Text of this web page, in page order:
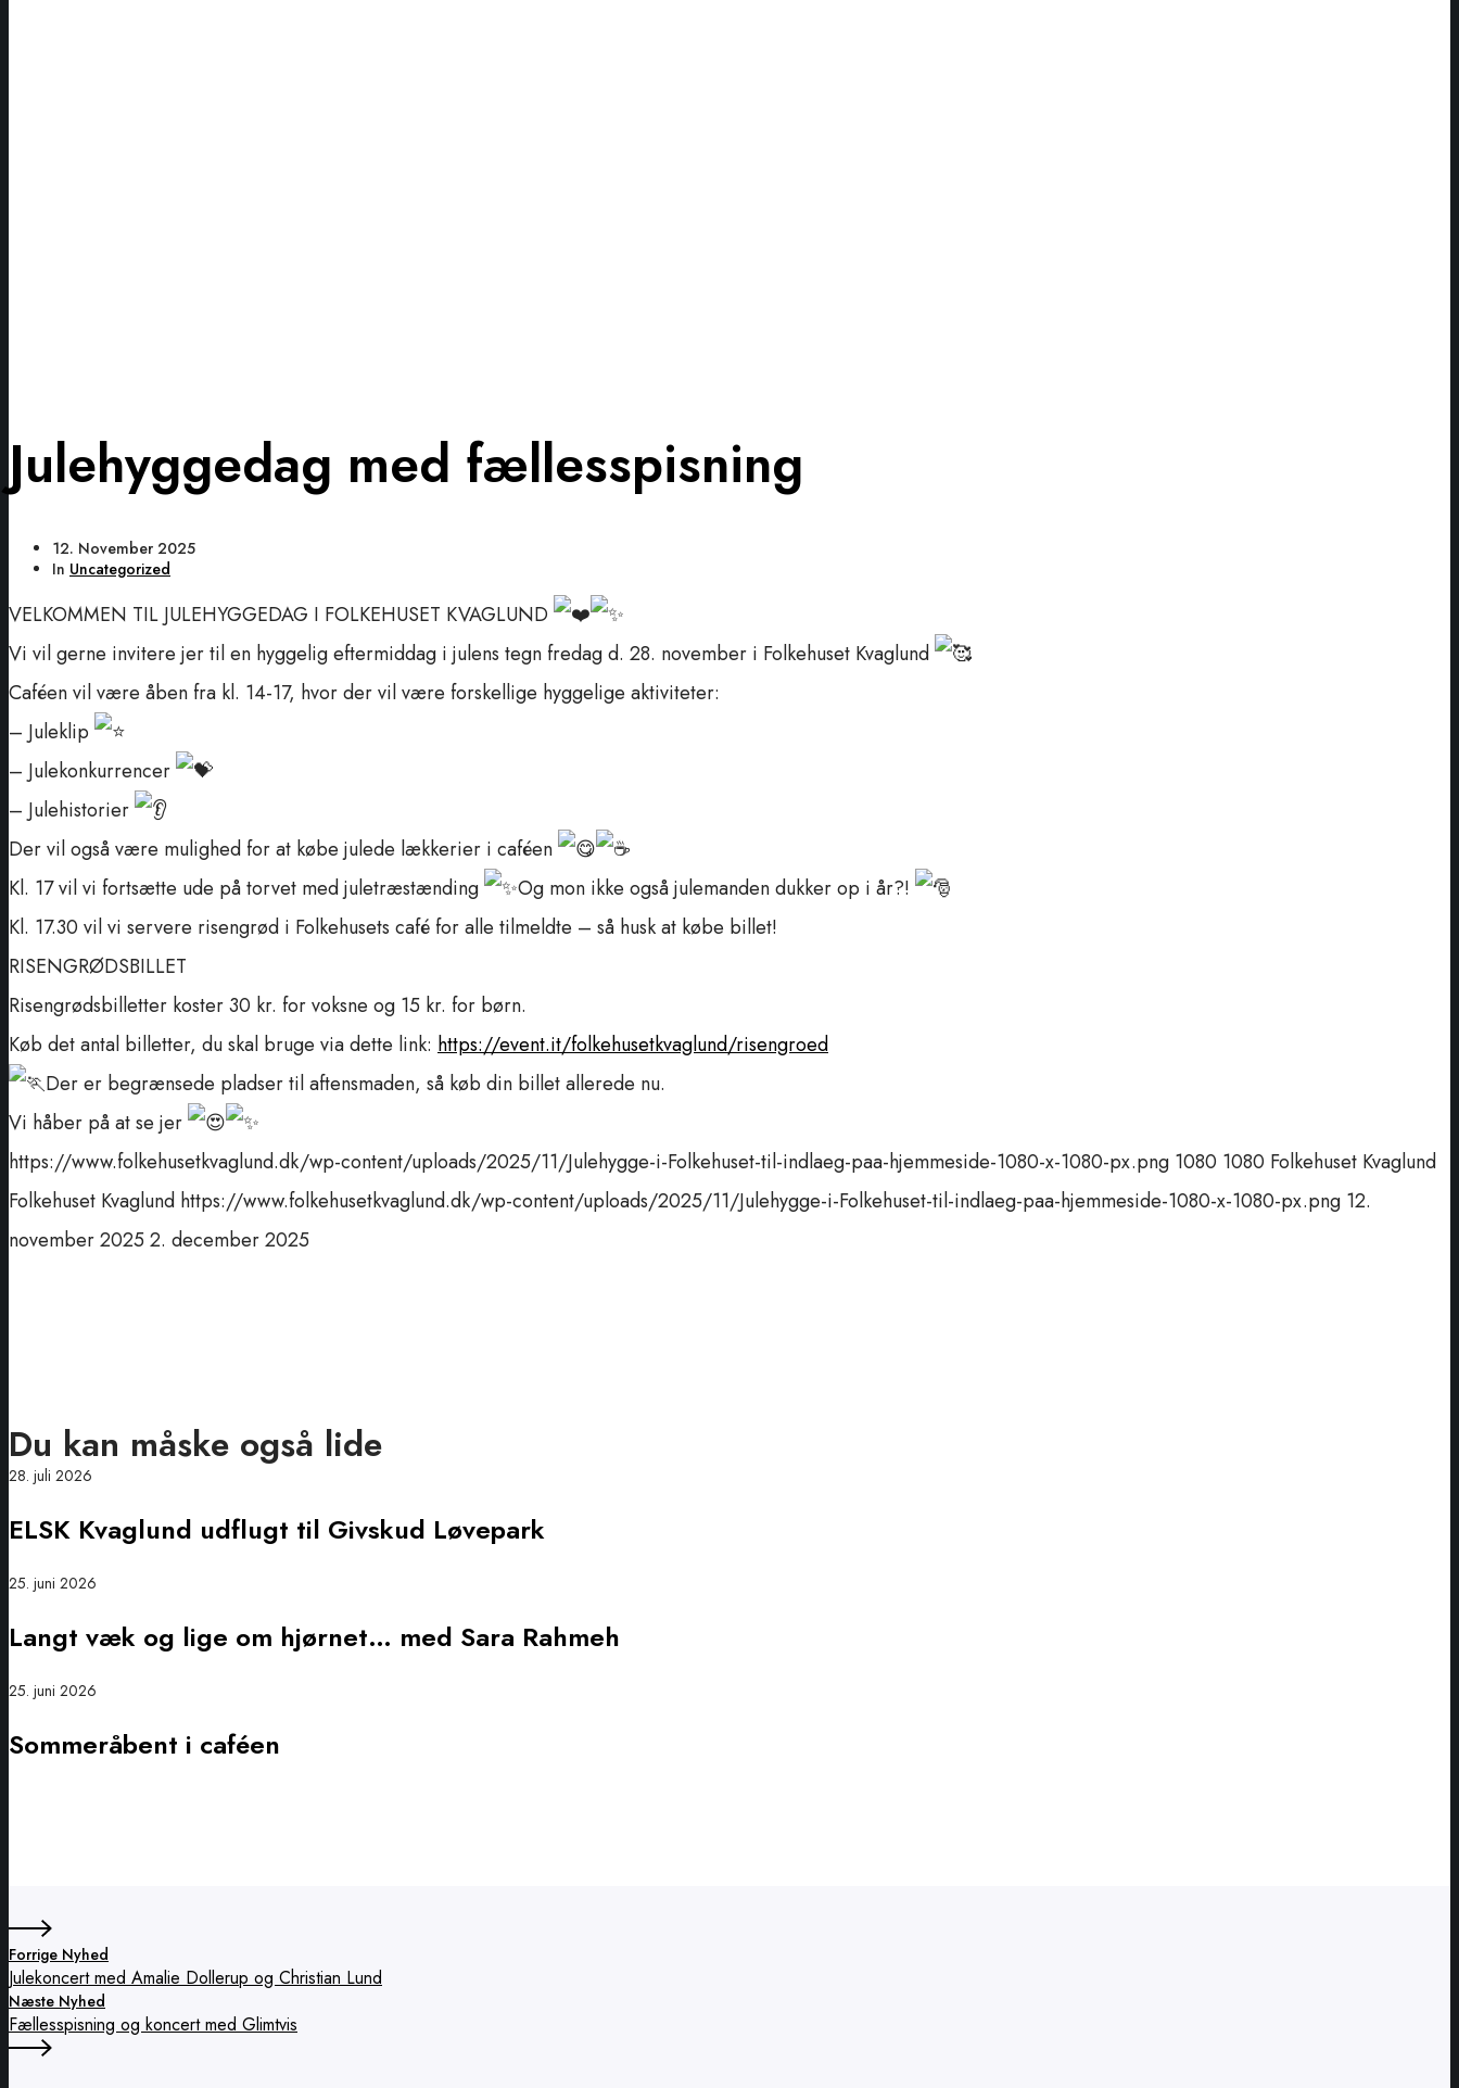
Julehyggedag med fællesspisning
12. November 2025
In Uncategorized
VELKOMMEN TIL JULEHYGGEDAG I FOLKEHUSET KVAGLUND
Vi vil gerne invitere jer til en hyggelig eftermiddag i julens tegn fredag d. 28. november i Folkehuset Kvaglund
Caféen vil være åben fra kl. 14-17, hvor der vil være forskellige hyggelige aktiviteter:
– Juleklip
– Julekonkurrencer
– Julehistorier
Der vil også være mulighed for at købe julede lækkerier i caféen
Kl. 17 vil vi fortsætte ude på torvet med juletræstænding
Og mon ikke også julemanden dukker op i år?!
Kl. 17.30 vil vi servere risengrød i Folkehusets café for alle tilmeldte – så husk at købe billet!
RISENGRØDSBILLET
Risengrødsbilletter koster 30 kr. for voksne og 15 kr. for børn.
Køb det antal billetter, du skal bruge via dette link: https://event.it/folkehusetkvaglund/risengroed
Der er begrænsede pladser til aftensmaden, så køb din billet allerede nu.
Vi håber på at se jer
https://www.folkehusetkvaglund.dk/wp-content/uploads/2025/11/Julehygge-i-Folkehuset-til-indlaeg-paa-hjemmeside-1080-x-1080-px.png 1080 1080 Folkehuset Kvaglund
Folkehuset Kvaglund https://www.folkehusetkvaglund.dk/wp-content/uploads/2025/11/Julehygge-i-Folkehuset-til-indlaeg-paa-hjemmeside-1080-x-1080-px.png 12.
november 20252. december 2025
Du kan måske også lide
ELSK
udflugt
Givskud
28. juli 2026
ELSK Kvaglund udflugt til Givskud Løvepark
Langt
og
om
med
25. juni 2026
Langt væk og lige om hjørnet… med Sara Rahmeh
Sommeråbent
caféen
25. juni 2026
Sommeråbent i caféen
Forrige Nyhed
Julekoncert med Amalie Dollerup og Christian Lund
Næste Nyhed
Fællesspisning og koncert med Glimtvis